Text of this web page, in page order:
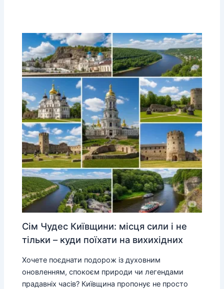
Сім Чудес Київщини: місця сили і не
тільки – куди поїхати на вихихідних
Хочете поєднати подорож із духовним
оновленням, спокоєм природи чи легендами
прадавніх часів? Київщина пропонує не просто